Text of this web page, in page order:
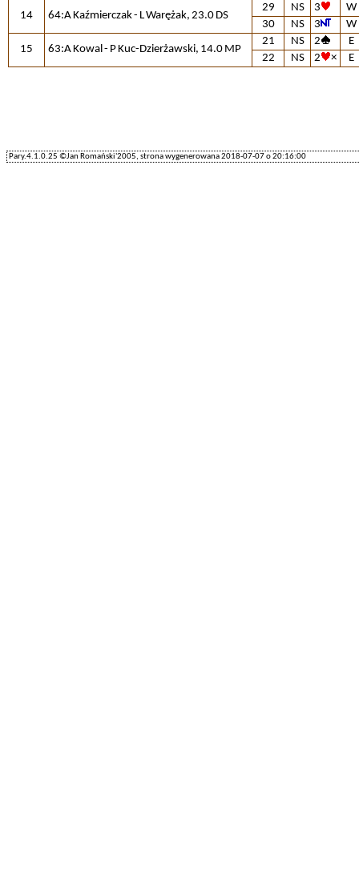
14 64:A Kaźmierczak - L Warężak, 23.0 DS
29 NS 3
W
30
NS 3 W
15 63:A Kowal - P Kuc-Dzierżawski, 14.0 MP
21 NS 2
E
22
NS 2 × E
Pary.4.1.0.25 ©Jan Romański'2005, strona wygenerowana 2018-07-07 o 20:16:00